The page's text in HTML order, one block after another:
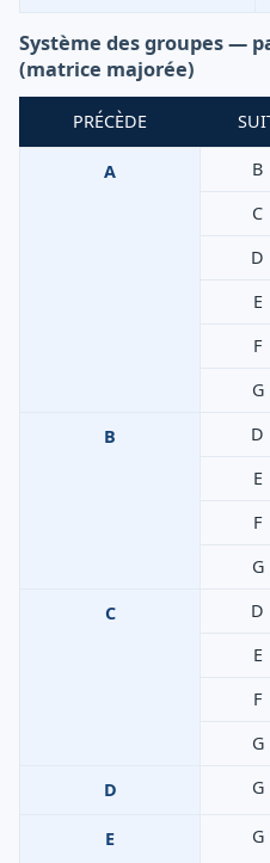
Système des groupes —
(matrice majorée)
PRÉCÈDE
A B
C
D
E
F
G
B D
E
F
G
C D
E
F
G
D G
E G